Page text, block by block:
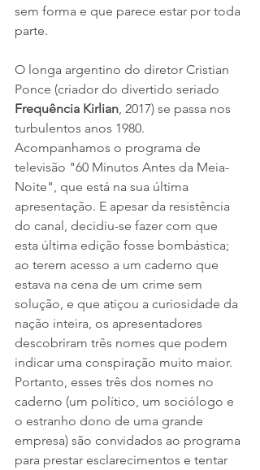
sem forma e que parece estar por toda
parte.
O longa argentino do diretor Cristian
Ponce (criador do divertido seriado
Frequência Kirlian , 2017) se passa nos
turbulentos anos 1980.
Acompanhamos o programa de
televisão "60 Minutos Antes da Meia-
Noite", que está na sua última
apresentação. E apesar da resistência
do canal, decidiu-se fazer com que
esta última edição fosse bombástica;
ao terem acesso a um caderno que
estava na cena de um crime sem
solução, e que atiçou a curiosidade da
nação inteira, os apresentadores
descobriram três nomes que podem
indicar uma conspiração muito maior.
Portanto, esses três dos nomes no
caderno (um político, um sociólogo e
o estranho dono de uma grande
empresa) são convidados ao programa
para prestar esclarecimentos e tentar